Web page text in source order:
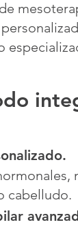
cabelludo.